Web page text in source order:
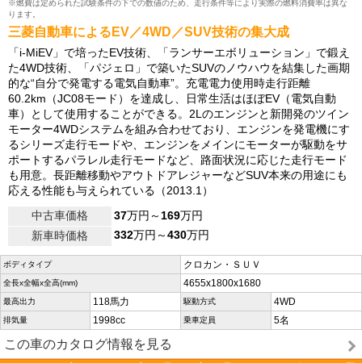
※燃費は定められた試験条件の下での数値のため、走行条件等により実際の燃料消費率は異な
ります。
三菱自動車によるEV／4WD／SUV技術の集大成
「i-MiEV」で培ったEV技術、「ランサーエボリューション」で鍛え
た4WD技術、「パジェロ」で築いたSUVのノウハウを結集した画期
的な“自分で発電する電気自動車”。充電電力使用時走行距離
60.2km（JC08モード）を達成し、日常生活はほぼEV（電気自動
車）として使用することができる。2Lのエンジンと新開発のツイン
モーター4WDシステムを組み合わせており、エンジンを発電機にす
るシリーズ走行モードや、エンジンをメインにモーターが駆動をサ
ポートするパラレル走行モードなど、路面状況に応じた走行モード
も用意。長距離移動やアウトドアレジャーなどSUV本来の用途にも
応える性能も与えられている（2013.1）
中古車価格
37万円～169万円
新車時価格
332万円～430万円
ボディタイプ クロカン・ＳＵＶ
全長x全幅x全高(mm) 4655x1800x1680
最高出力 118馬力 駆動方式 4WD
排気量 1998cc 乗車定員 5名
この車のカタログ情報を見る